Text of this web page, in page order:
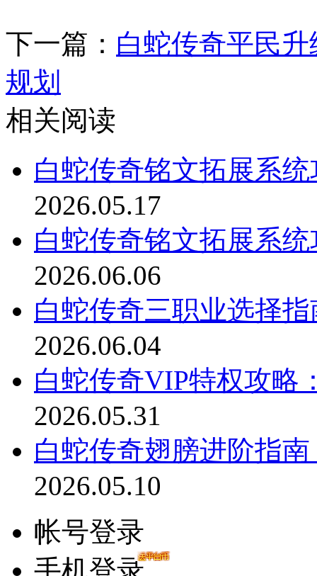
下一篇： 白蛇传奇平民
规划
相关阅读
白蛇传奇铭文拓展系
2026.05.17
白蛇传奇铭文拓展系
2026.06.06
白蛇传奇三职业选择
2026.06.04
白蛇传奇VIP特权攻略
2026.05.31
白蛇传奇翅膀进阶指
2026.05.10
帐号登录